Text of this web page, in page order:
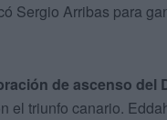
Sergio Arribas para
de ascenso del
el triunfo canario.